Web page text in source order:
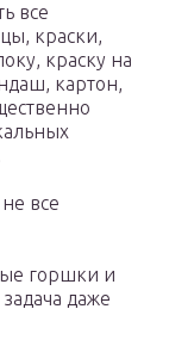
все
краски,
краску на
картон,
все
горшки и
даже